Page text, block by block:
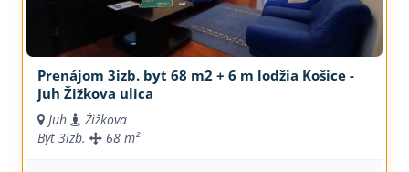
Prenájom 3izb. byt 68 m2 + 6 m lodžia Košice -
Juh Žižkova ulica
Juh
Žižkova
Byt 3izb. 68 m²